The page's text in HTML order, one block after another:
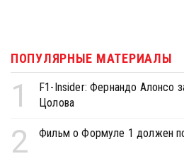
ПОПУЛЯРНЫЕ МАТЕРИАЛЫ
1
F1-Insider: Фернандо Алонсо
Цолова
2 Фильм о Формуле 1 должен